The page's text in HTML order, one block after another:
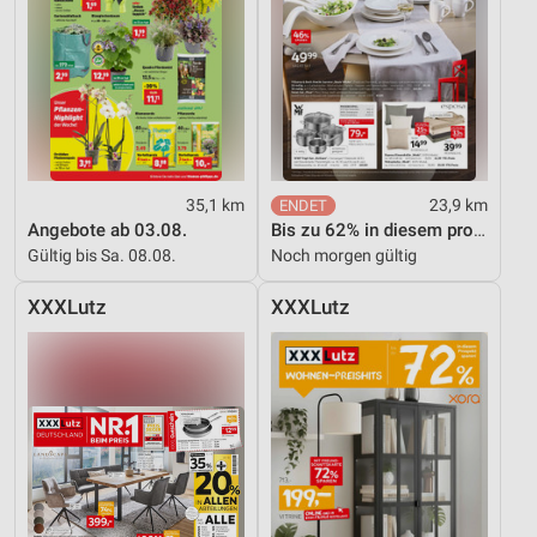
35,1 km
Angebote ab 03.08.
Gültig bis Sa. 08.08.
23,9 km
Bis zu 62% in diesem prospekt
Noch morgen gültig
XXXLutz XXXLutz
Messung der Werbeleistung
Messung der Performance von Inhalten
Analyse von Zielgruppen durch Statistiken oder
Kombinationen von Daten aus verschiedenen
Quellen
Entwicklung und Verbesserung der Angebote
Inhalten
Verwendung genauer Standortdaten
Geräte anhand von aktiv angeforderten
Informationen identifizieren
Nicht-IAB-Verarbeitungszwecke:
Notwendig